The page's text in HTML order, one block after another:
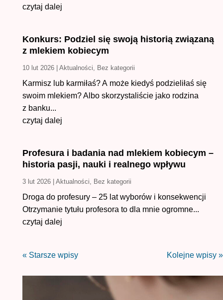
czytaj dalej
Konkurs: Podziel się swoją historią związaną
z mlekiem kobiecym
10 lut 2026| Aktualności, Bez kategorii
Karmisz lub karmiłaś? A może kiedyś podzieliłaś się
swoim mlekiem? Albo skorzystaliście jako rodzina
z banku...
czytaj dalej
Profesura i badania nad mlekiem kobiecym –
historia pasji, nauki i realnego wpływu
3 lut 2026| Aktualności, Bez kategorii
Droga do profesury – 25 lat wyborów i konsekwencji
Otrzymanie tytułu profesora to dla mnie ogromne...
czytaj dalej
« Starsze wpisy Kolejne wpisy »